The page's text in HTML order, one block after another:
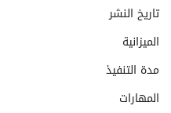
تاريخ النشر
الميزانية
مدة التنفيذ
المهارات